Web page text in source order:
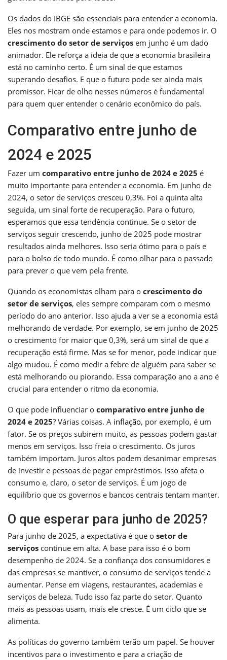
Os dados do IBGE são essenciais para entender a economia.
Eles nos mostram onde estamos e para onde podemos ir. O
crescimento do setor de serviços em junho é um dado
animador. Ele reforça a ideia de que a economia brasileira
está no caminho certo. É um sinal de que estamos
superando desafios. E que o futuro pode ser ainda mais
promissor. Ficar de olho nesses números é fundamental
para quem quer entender o cenário econômico do país.
Comparativo entre junho de
2024 e 2025
Fazer um comparativo entre junho de 2024 e 2025 é
muito importante para entender a economia. Em junho de
2024, o setor de serviços cresceu 0,3%. Foi a quinta alta
seguida, um sinal forte de recuperação. Para o futuro,
esperamos que essa tendência continue. Se o setor de
serviços seguir crescendo, junho de 2025 pode mostrar
resultados ainda melhores. Isso seria ótimo para o país e
para o bolso de todo mundo. É como olhar para o passado
para prever o que vem pela frente.
Quando os economistas olham para o crescimento do
setor de serviços, eles sempre comparam com o mesmo
período do ano anterior. Isso ajuda a ver se a economia está
melhorando de verdade. Por exemplo, se em junho de 2025
o crescimento for maior que 0,3%, será um sinal de que a
recuperação está firme. Mas se for menor, pode indicar que
algo mudou. É como medir a febre de alguém para saber se
está melhorando ou piorando. Essa comparação ano a ano é
crucial para entender o ritmo da economia.
O que pode influenciar o comparativo entre junho de
2024 e 2025? Várias coisas. A inflação, por exemplo, é um
fator. Se os preços subirem muito, as pessoas podem gastar
menos em serviços. Isso freia o crescimento. Os juros
também importam. Juros altos podem desanimar empresas
de investir e pessoas de pegar empréstimos. Isso afeta o
consumo e, claro, o setor de serviços. É um jogo de
equilíbrio que os governos e bancos centrais tentam manter.
O que esperar para junho de 2025?
Para junho de 2025, a expectativa é que o setor de
serviços continue em alta. A base para isso é o bom
desempenho de 2024. Se a confiança dos consumidores e
das empresas se mantiver, o consumo de serviços tende a
aumentar. Pense em viagens, restaurantes, academias e
serviços de beleza. Tudo isso faz parte do setor. Quanto
mais as pessoas usam, mais ele cresce. É um ciclo que se
alimenta.
As políticas do governo também terão um papel. Se houver
incentivos para o investimento e para a criação de